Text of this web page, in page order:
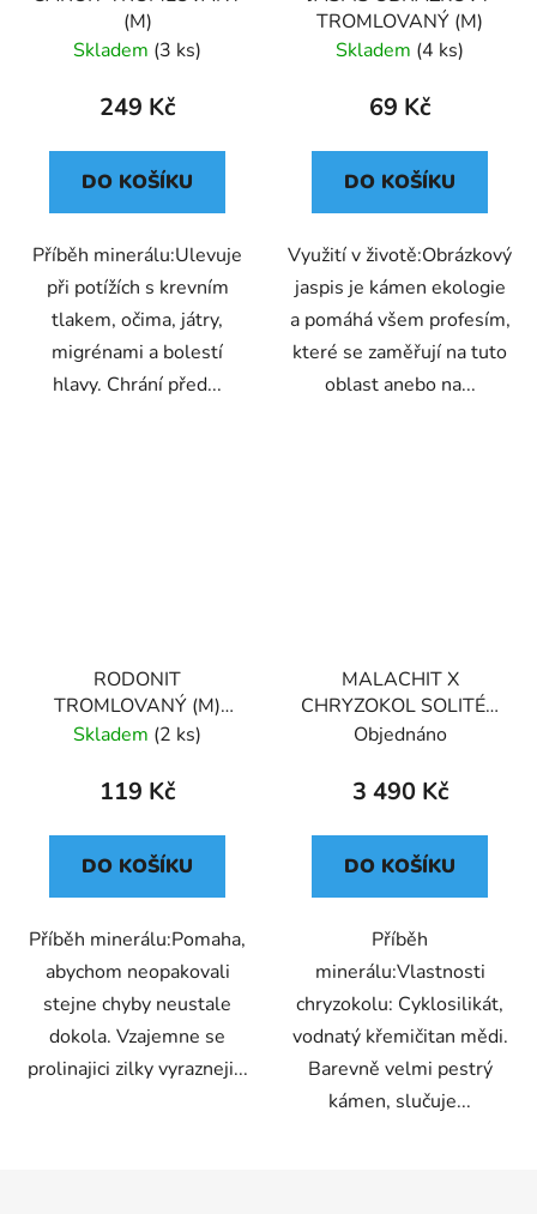
(M)
Skladem (3 ks)
249 Kč
DO KOŠÍKU
Příběh minerálu:Ulevuje
při potížích s krevním
tlakem, očima, játry,
migrénami a bolestí
hlavy. Chrání před...
TROMLOVANÝ (M)
Skladem (4 ks)
69 Kč
DO KOŠÍKU
Využití v životě:Obrázkový
jaspis je kámen ekologie
a pomáhá všem profesím,
které se zaměřují na tuto
oblast anebo na...
RODONIT
TROMLOVANÝ (M)
PERU
Skladem (2 ks)
119 Kč
DO KOŠÍKU
Příběh minerálu:Pomaha,
abychom neopakovali
stejne chyby neustale
dokola. Vzajemne se
prolinajici zilky vyrazneji...
MALACHIT X
CHRYZOKOL SOLITÉR
(XL) PREMIUM
Objednáno
3 490 Kč
DO KOŠÍKU
Příběh
minerálu:Vlastnosti
chryzokolu: Cyklosilikát,
vodnatý křemičitan mědi.
Barevně velmi pestrý
kámen, slučuje...